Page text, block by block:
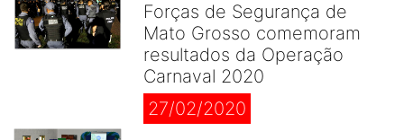
Forças de Segurança de
Mato Grosso comemoram
resultados da Operação
Carnaval 2020
27/02/2020